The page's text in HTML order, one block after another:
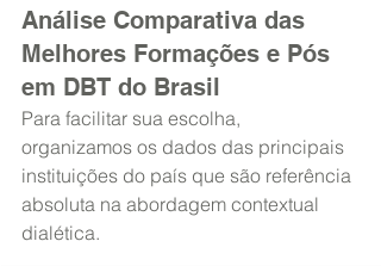
Análise Comparativa das
Melhores Formações e Pós
em DBT do Brasil
Para facilitar sua escolha,
organizamos os dados das principais
instituições do país que são referência
absoluta na abordagem contextual
dialética.